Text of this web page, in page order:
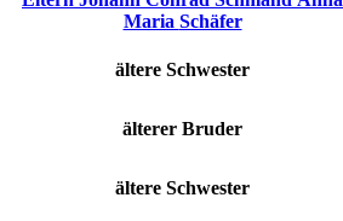
Maria Schäfer
ältere Schwester
älterer Bruder
ältere Schwester